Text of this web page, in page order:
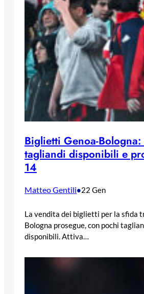
Biglietti Genoa-
tagliandi disponibili e
14
Matteo Gentili•22 Gen
La vendita dei biglietti per la sfida
Bologna prosegue, con pochi
disponibili. Attiva…